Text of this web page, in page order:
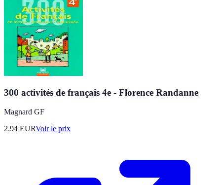
300 activités de français 4e - Florence Randanne
Magnard GF
2.94 EURVoir le prix